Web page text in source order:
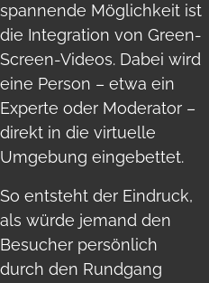
spannende Möglichkeit ist
die Integration von Green-
Screen-Videos. Dabei wird
eine Person – etwa ein
Experte oder Moderator –
direkt in die virtuelle
Umgebung eingebettet.
So entsteht der Eindruck,
als würde jemand den
Besucher persönlich
durch den Rundgang